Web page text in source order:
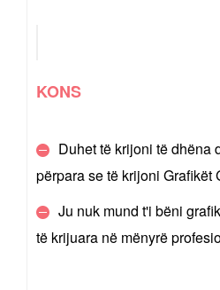
KONS
Duhet të krijoni të dhëna
përpara se të krijoni Grafikët
Ju nuk mund t'i bëni
të krijuara në mënyrë